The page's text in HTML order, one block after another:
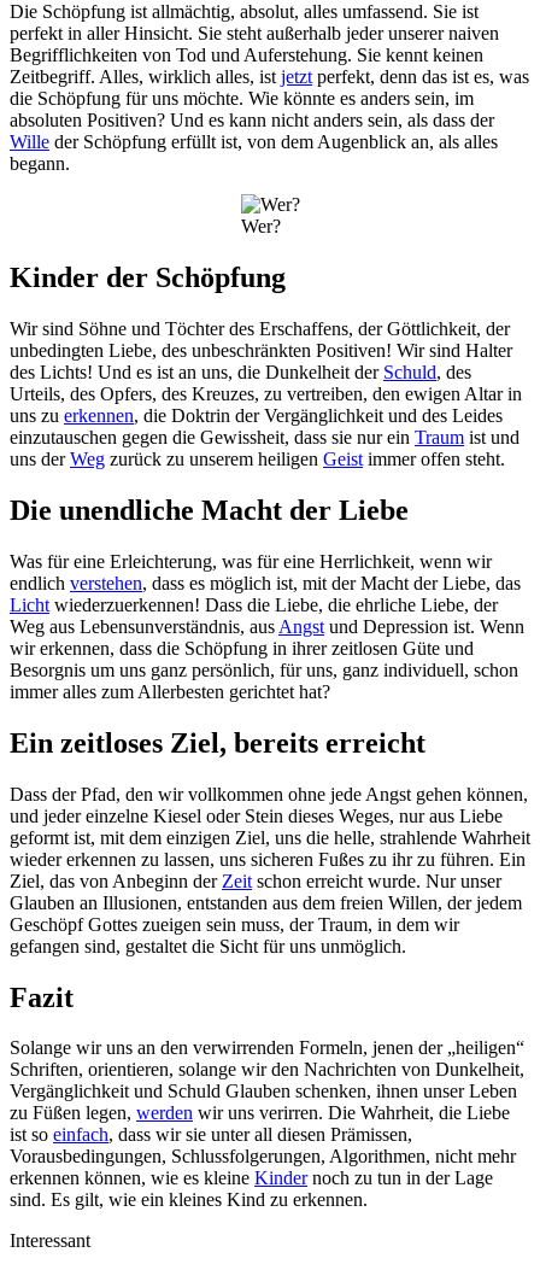
Die Schöpfung ist allmächtig, absolut, alles umfassend. Sie ist
perfekt in aller Hinsicht. Sie steht außerhalb jeder unserer naiven
Begrifflichkeiten von Tod und Auferstehung. Sie kennt keinen
Zeitbegriff. Alles, wirklich alles, ist jetzt perfekt, denn das ist es, was
die Schöpfung für uns möchte. Wie könnte es anders sein, im
absoluten Positiven? Und es kann nicht anders sein, als dass der
Wille der Schöpfung erfüllt ist, von dem Augenblick an, als alles
begann.
Wer?
Kinder der Schöpfung
Wir sind Söhne und Töchter des Erschaffens, der Göttlichkeit, der
unbedingten Liebe, des unbeschränkten Positiven! Wir sind Halter
des Lichts! Und es ist an uns, die Dunkelheit der Schuld, des
Urteils, des Opfers, des Kreuzes, zu vertreiben, den ewigen Altar in
uns zu erkennen, die Doktrin der Vergänglichkeit und des Leides
einzutauschen gegen die Gewissheit, dass sie nur ein Traum ist und
uns derWeg zurück zu unserem heiligen Geist immer offen steht.
Die unendliche Macht der Liebe
Was für eine Erleichterung, was für eine Herrlichkeit, wenn wir
endlich verstehen, dass es möglich ist, mit der Macht der Liebe, das
Licht wiederzuerkennen! Dass die Liebe, die ehrliche Liebe, der
Weg aus Lebensunverständnis, aus Angst und Depression ist. Wenn
wir erkennen, dass die Schöpfung in ihrer zeitlosen Güte und
Besorgnis um uns ganz persönlich, für uns, ganz individuell, schon
immer alles zum Allerbesten gerichtet hat?
Ein zeitloses Ziel, bereits erreicht
Dass der Pfad, den wir vollkommen ohne jede Angst gehen können,
und jeder einzelne Kiesel oder Stein dieses Weges, nur aus Liebe
geformt ist, mit dem einzigen Ziel, uns die helle, strahlende Wahrheit
wieder erkennen zu lassen, uns sicheren Fußes zu ihr zu führen. Ein
Ziel, das von Anbeginn der Zeit schon erreicht wurde. Nur unser
Glauben an Illusionen, entstanden aus dem freien Willen, der jedem
Geschöpf Gottes zueigen sein muss, der Traum, in dem wir
gefangen sind, gestaltet die Sicht für uns unmöglich.
Fazit
Solange wir uns an den verwirrenden Formeln, jenen der „heiligen“
Schriften, orientieren, solange wir den Nachrichten von Dunkelheit,
Vergänglichkeit und Schuld Glauben schenken, ihnen unser Leben
zu Füßen legen, werden wir uns verirren. Die Wahrheit, die Liebe
ist so einfach, dass wir sie unter all diesen Prämissen,
Vorausbedingungen, Schlussfolgerungen, Algorithmen, nicht mehr
erkennen können, wie es kleine Kindernoch zu tun in der Lage
sind. Es gilt, wie ein kleines Kind zu erkennen.
Interessant